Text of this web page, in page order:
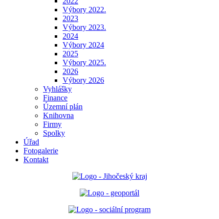
Výbory 2022.
2023
Výbory 2023.
2024
Výbory 2024
2025
Výbory 2025.
2026
Výbory 2026
Vyhlášky
Finance
Územní plán
Knihovna
Firmy
Spolky
Úřad
Fotogalerie
Kontakt